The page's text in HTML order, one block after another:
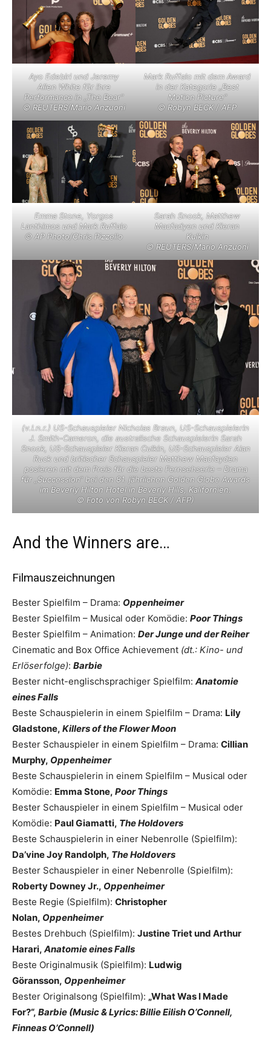
Ayo Edebiri und Jeremy
Allen White für ihre
Performance in „The Bear“
© REUTERS/Mario Anzuoni
Mark Ruffalo mit dem Award
in der Kategorie „Best
Motion Picture“
© Robyn BECK / AFP
Emma Stone, Yorgos
Lanthimos und Mark Ruffalo
© AP Photo/Chris Pizzello
Sarah Snook, Matthew
Macfadyen und Kieran
Kulkin
© REUTERS/Mario Anzuoni
(v.l.n.r.) US-Schauspieler Nicholas Braun, US-Schauspielerin
J. Smith-Cameron, die australische Schauspielerin Sarah
Snook, US-Schauspieler Kieran Culkin, US-Schauspieler Alan
Ruck und britischer Schauspieler Matthew Macfayden
posieren mit dem Preis für die beste Fernsehserie – Drama
für „Succession“ bei den 81. jährlichen Golden Globe Awards
im Beverly Hilton Hotel in Beverly Hills, Kalifornien.
© Foto von Robyn BECK / AFP)
And the Winners are…
Filmauszeichnungen
Bester Spielfilm – Drama: Oppenheimer
Bester Spielfilm – Musical oder Komödie: Poor Things
Bester Spielfilm – Animation: Der Junge und der Reiher
Cinematic and Box Office Achievement (dt.: Kino- und
Erlöserfolge): Barbie
Bester nicht-englischsprachiger Spielfilm: Anatomie
eines Falls
Beste Schauspielerin in einem Spielfilm – Drama: Lily
Gladstone, Killers of the Flower Moon
Bester Schauspieler in einem Spielfilm – Drama: Cillian
Murphy, Oppenheimer
Beste Schauspielerin in einem Spielfilm – Musical oder
Komödie: Emma Stone, Poor Things
Bester Schauspieler in einem Spielfilm – Musical oder
Komödie: Paul Giamatti, The Holdovers
Beste Schauspielerin in einer Nebenrolle (Spielfilm):
Da’vine Joy Randolph, The Holdovers
Bester Schauspieler in einer Nebenrolle (Spielfilm):
Roberty Downey Jr., Oppenheimer
Beste Regie (Spielfilm): Christopher
Nolan, Oppenheimer
Bestes Drehbuch (Spielfilm): Justine Triet und Arthur
Harari, Anatomie eines Falls
Beste Originalmusik (Spielfilm): Ludwig
Göransson, Oppenheimer
Bester Originalsong (Spielfilm): „What Was I Made
For?“, Barbie (Music & Lyrics: Billie Eilish O’Connell,
Finneas O’Connell)